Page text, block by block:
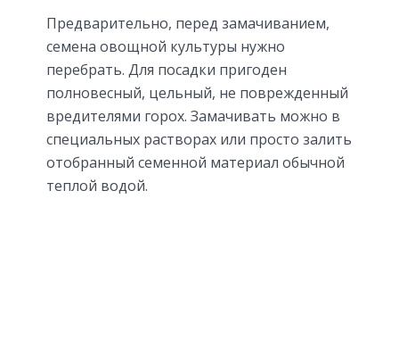
Предварительно, перед замачиванием,
семена овощной культуры нужно
перебрать. Для посадки пригоден
полновесный, цельный, не поврежденный
вредителями горох. Замачивать можно в
специальных растворах или просто залить
отобранный семенной материал обычной
теплой водой.